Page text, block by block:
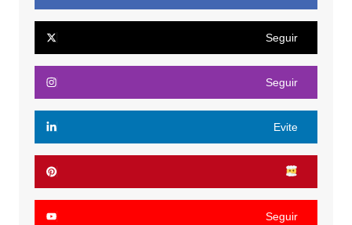
Seguir
Seguir
Evite
Seguir